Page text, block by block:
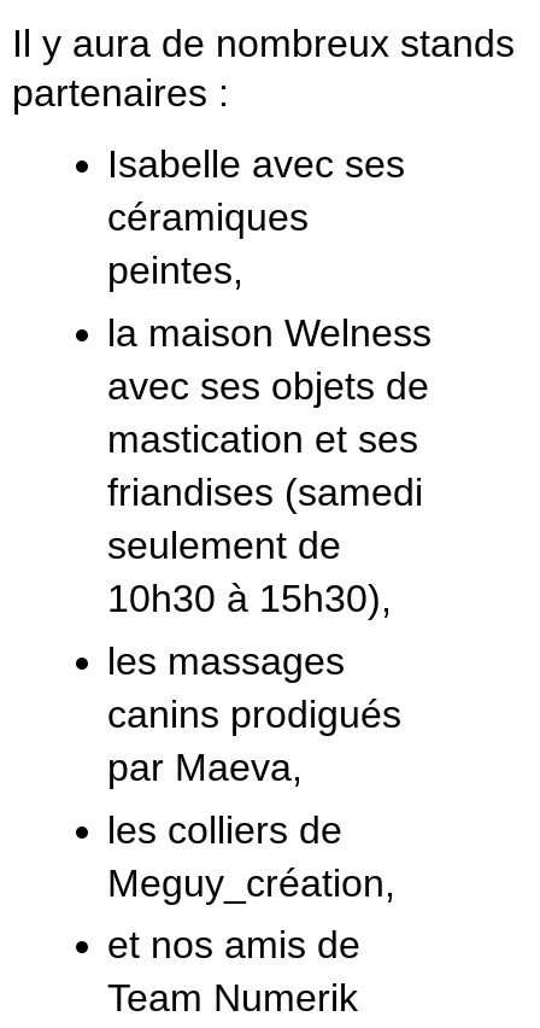
Il y aura de nombreux stands
partenaires :
Isabelle avec ses
céramiques
peintes,
la maison Welness
avec ses objets de
mastication et ses
friandises (samedi
seulement de
10h30 à 15h30),
les massages
canins prodigués
par Maeva,
les colliers de
Meguy_création,
et nos amis de
Team Numerik